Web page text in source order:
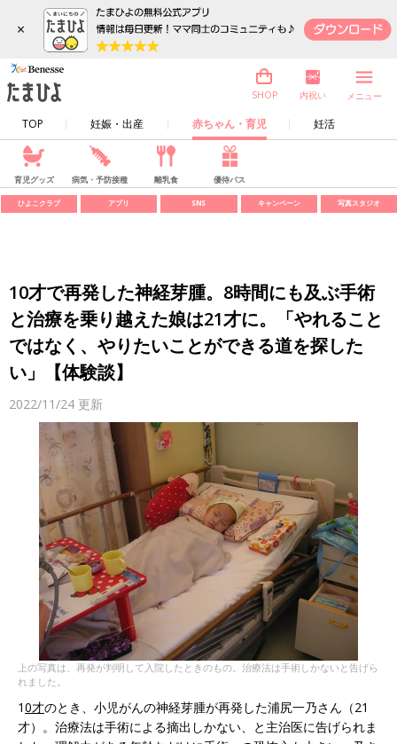
×
TOP 妊娠・出産 赤ちゃん・育児 妊活
SHOP 内祝い メニュー
育児グッズ 病気・予防接種 離乳食 優待パス
ひよこクラブ アプリ SNS キャンペーン 写真スタジオ
10才で再発した神経芽腫。8時間にも及ぶ手術
と治療を乗り越えた娘は21才に。「やれること
ではなく、やりたいことができる道を探した
い」【体験談】
2022/11/24 更新
上の写真は、再発が判明して入院したときのもの。治療法は手術しかないと告げら
れました。
10才のとき、小児がんの神経芽腫が再発した浦尻一乃さん（21
才）。治療法は手術による摘出しかない、と主治医に告げられま